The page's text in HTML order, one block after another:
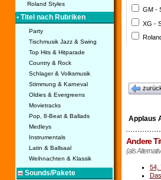
Roland Styles
• Titel nach Rubriken
Party
Tischmusik Jazz & Swing
Top Hits & Hitparade
Country & Rock
Schlager & Volksmusik
Stimmung & Karneval
Oldies & Evergreens
Movietracks
Pop, 8-Beat & Ballads
Medleys
Instrumentals
Latin & Ballsaal
Weihnachten & Klassik
Sounds/Pakete
GM -
XG -
Applaus
Andere
(als
54,